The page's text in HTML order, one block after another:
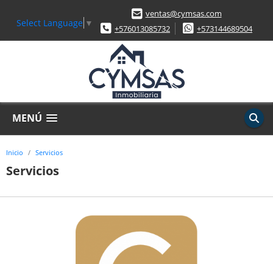
Select Language ▼
ventas@cymsas.com
+576013085732
+573144689504
MENÚ
Inicio Servicios
Servicios